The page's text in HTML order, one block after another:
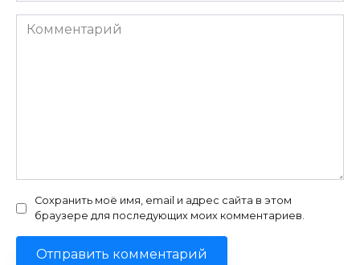
Комментарий
Сохранить моё имя, email и адрес сайта в этом
браузере для последующих моих комментариев.